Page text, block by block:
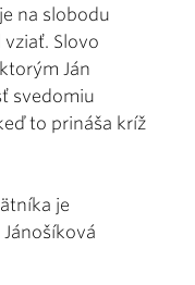
na slobodu
Slovo
Ján
svedomiu
to prináša kríž
je